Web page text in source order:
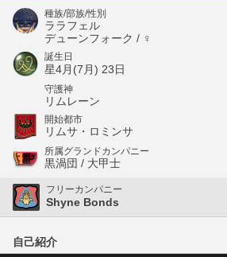
種族/部族/性別
ララフェル
デューンフォーク / ♀
誕生日
星4月(7月) 23日
守護神
リムレーン
開始都市
リムサ・ロミンサ
所属グランドカンパニー
黒渦団 / 大甲士
フリーカンパニー
Shyne Bonds
自己紹介